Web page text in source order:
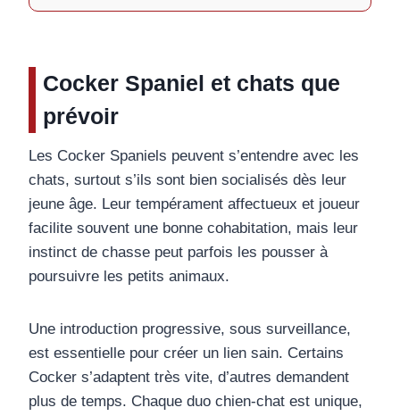
Cocker Spaniel et chats que
prévoir
Les Cocker Spaniels peuvent s’entendre avec les
chats, surtout s’ils sont bien socialisés dès leur
jeune âge. Leur tempérament affectueux et joueur
facilite souvent une bonne cohabitation, mais leur
instinct de chasse peut parfois les pousser à
poursuivre les petits animaux.
Une introduction progressive, sous surveillance,
est essentielle pour créer un lien sain. Certains
Cocker s’adaptent très vite, d’autres demandent
plus de temps. Chaque duo chien-chat est unique,